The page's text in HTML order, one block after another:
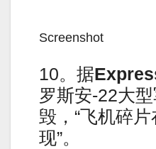
Screenshot
10。据
罗斯安-22大
毁，“飞机碎
现”。